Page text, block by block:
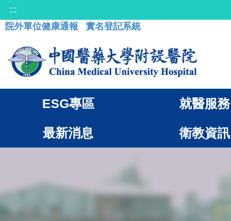
:::
院外單位健康通報
實名登記系統
ESG專區 就醫服務
最新消息 衛教資訊